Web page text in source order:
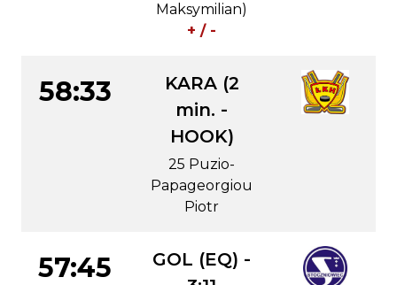
Maksymilian)
+ / -
58:33
KARA (2
min. -
HOOK)
25 Puzio-
Papageorgiou
Piotr
57:45
GOL (EQ) -